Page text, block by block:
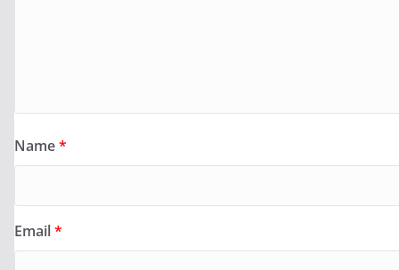
Name*
Email*